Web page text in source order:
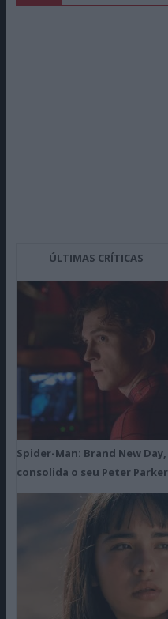
ÚLTIMAS CRÍTICAS
Spider-Man: Brand New
consolida o seu Peter Parker